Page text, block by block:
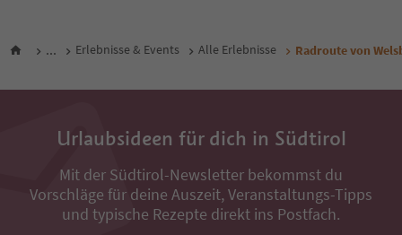
... Erlebnisse & Events Alle Erlebnisse Radroute von
Urlaubsideen für dich in Südtirol
Mit der Südtirol-Newsletter bekommst du
Vorschläge für deine Auszeit, Veranstaltungs-Tipps
und typische Rezepte direkt ins Postfach.